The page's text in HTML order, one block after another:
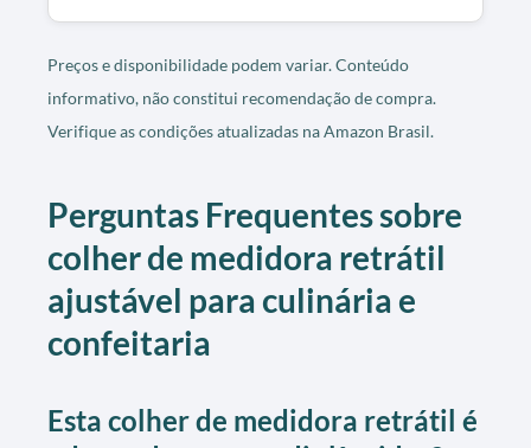
Preços e disponibilidade podem variar. Conteúdo
informativo, não constitui recomendação de compra.
Verifique as condições atualizadas na Amazon Brasil.
Perguntas Frequentes sobre
colher de medidora retrátil
ajustável para culinária e
confeitaria
Esta colher de medidora retrátil é